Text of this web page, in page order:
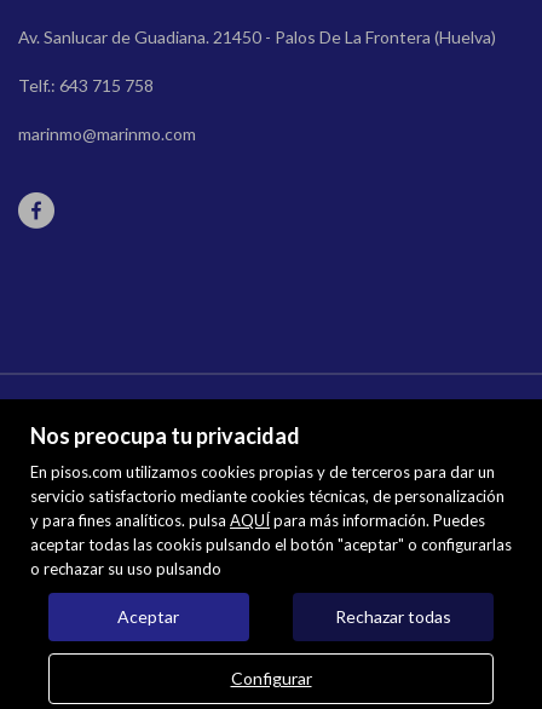
Nos preocupa tu privacidad
En pisos.com utilizamos cookies propias y de terceros para dar un
servicio satisfactorio mediante cookies técnicas, de personalización
y para fines analíticos. pulsa AQUÍ para más información. Puedes
aceptar todas las cookis pulsando el botón "aceptar" o configurarlas
o rechazar su uso pulsando
Aceptar Rechazar todas
Configurar
Av. Sanlucar de Guadiana. 21450 - Palos De La Frontera (Huelva)
Telf.: 643 715 758
marinmo@marinmo.com
Mapa Web
Aviso legal
Favoritos
Inmuebles destacados
Noticias